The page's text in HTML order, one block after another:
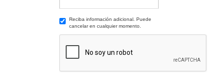
Reciba información adicional. Puede
cancelar en cualquier momento.